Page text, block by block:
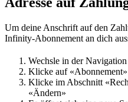
Um deine Anschrift auf den
Infinity-Abonnement an dich
Wechsle in der
Klicke auf «Abonnement»
Klicke im Abschnitt
«Ändern»